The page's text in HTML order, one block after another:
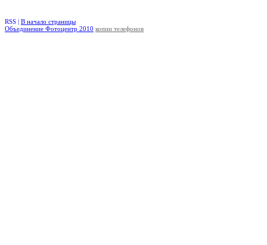
RSS | В начало страницы
Объединение Фотоцентр 2010 копии телефонов